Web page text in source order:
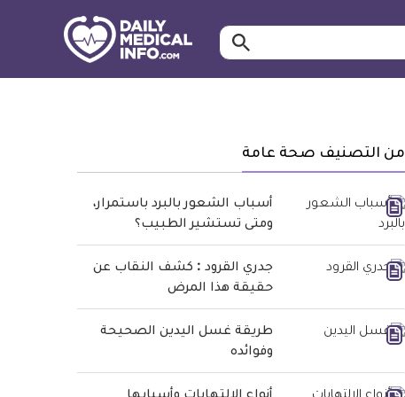
ابحث…
من التصنيف صحة عامة
أسباب الشعور بالبرد باستمرار،
ومتى تستشير الطبيب؟
جدري القرود : كشف النقاب عن
حقيقة هذا المرض
طريقة غسل اليدين الصحيحة
وفوائده